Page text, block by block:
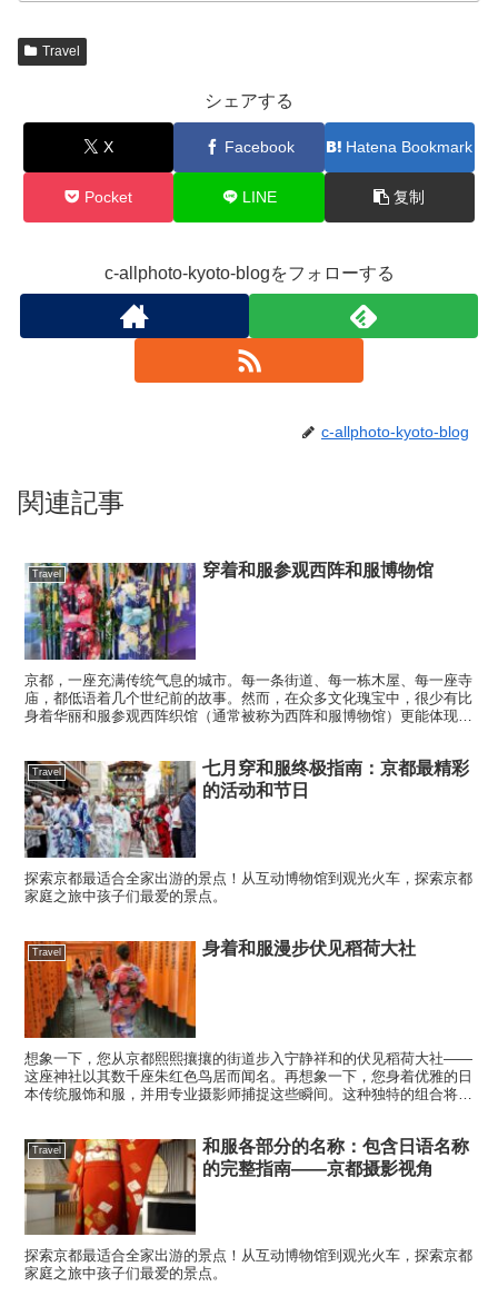
Travel
シェアする
X Facebook Hatena Bookmark
Pocket LINE 复制
c-allphoto-kyoto-blogをフォローする
c-allphoto-kyoto-blog
関連記事
Travel 穿着和服参观西阵和服博物馆
京都，一座充满传统气息的城市。每一条街道、每一栋木屋、每一座寺
庙，都低语着几个世纪前的故事。然而，在众多文化瑰宝中，很少有比
身着华丽和服参观西阵织馆（通常被称为西阵和服博物馆）更能体现日
Travel
七月穿和服终极指南：京都最精彩
的活动和节日
探索京都最适合全家出游的景点！从互动博物馆到观光火车，探索京都
家庭之旅中孩子们最爱的景点。
Travel 身着和服漫步伏见稻荷大社
想象一下，您从京都熙熙攘攘的街道步入宁静祥和的伏见稻荷大社——
这座神社以其数千座朱红色鸟居而闻名。再想象一下，您身着优雅的日
本传统服饰和服，并用专业摄影师捕捉这些瞬间。这种独特的组合将为
Travel
和服各部分的名称：包含日语名称
的完整指南——京都摄影视角
探索京都最适合全家出游的景点！从互动博物馆到观光火车，探索京都
家庭之旅中孩子们最爱的景点。